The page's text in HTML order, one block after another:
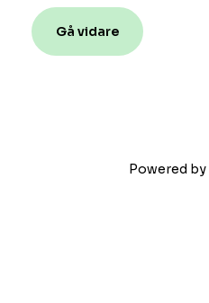
Gå vidare
Powered by